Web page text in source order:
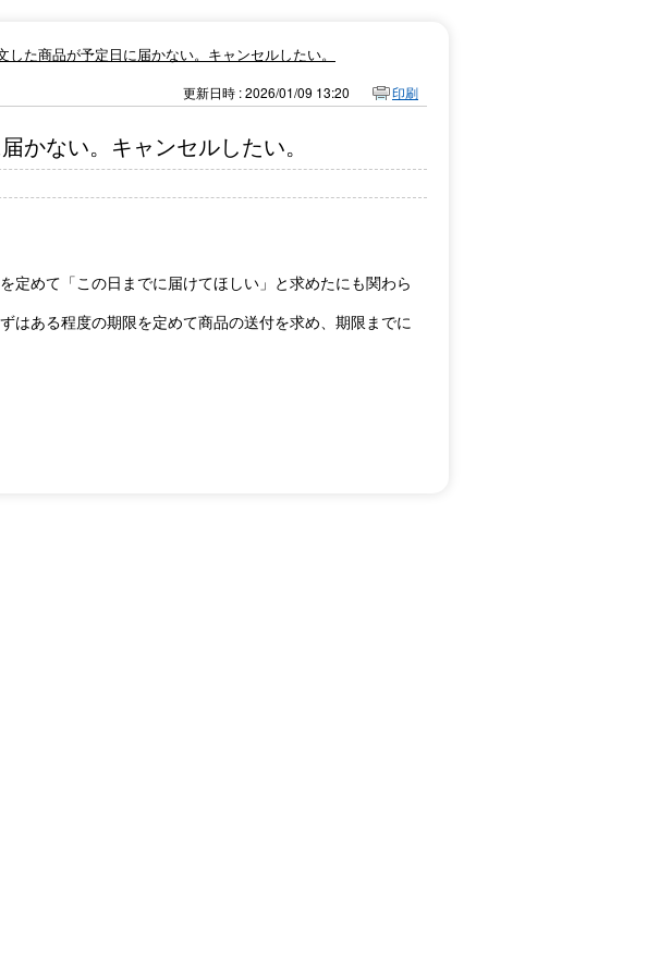
した商品が予定日に届かない。キャンセルしたい。
更新日時 : 2026/01/09 13:20 印刷
かない。キャンセルしたい。
定めて「この日までに届けてほしい」と求めたにも関わら
はある程度の期限を定めて商品の送付を求め、期限までに